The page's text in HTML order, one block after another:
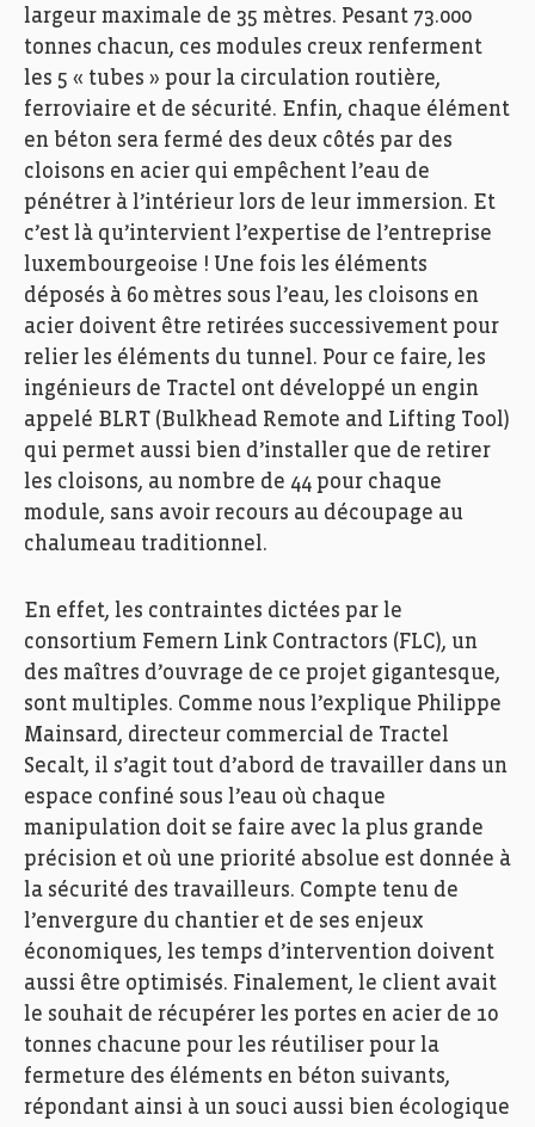
largeur maximale de 35 mètres. Pesant 73.000
tonnes chacun, ces modules creux renferment
les 5 « tubes » pour la circulation routière,
ferroviaire et de sécurité. Enfin, chaque élément
en béton sera fermé des deux côtés par des
cloisons en acier qui empêchent l’eau de
pénétrer à l’intérieur lors de leur immersion. Et
c’est là qu’intervient l’expertise de l’entreprise
luxembourgeoise ! Une fois les éléments
déposés à 60 mètres sous l’eau, les cloisons en
acier doivent être retirées successivement pour
relier les éléments du tunnel. Pour ce faire, les
ingénieurs de Tractel ont développé un engin
appelé BLRT (Bulkhead Remote and Lifting Tool)
qui permet aussi bien d’installer que de retirer
les cloisons, au nombre de 44 pour chaque
module, sans avoir recours au découpage au
chalumeau traditionnel.
En effet, les contraintes dictées par le
consortium Femern Link Contractors (FLC), un
des maîtres d’ouvrage de ce projet gigantesque,
sont multiples. Comme nous l’explique Philippe
Mainsard, directeur commercial de Tractel
Secalt, il s’agit tout d’abord de travailler dans un
espace confiné sous l’eau où chaque
manipulation doit se faire avec la plus grande
précision et où une priorité absolue est donnée à
la sécurité des travailleurs. Compte tenu de
l’envergure du chantier et de ses enjeux
économiques, les temps d’intervention doivent
aussi être optimisés. Finalement, le client avait
le souhait de récupérer les portes en acier de 10
tonnes chacune pour les réutiliser pour la
fermeture des éléments en béton suivants,
répondant ainsi à un souci aussi bien écologique